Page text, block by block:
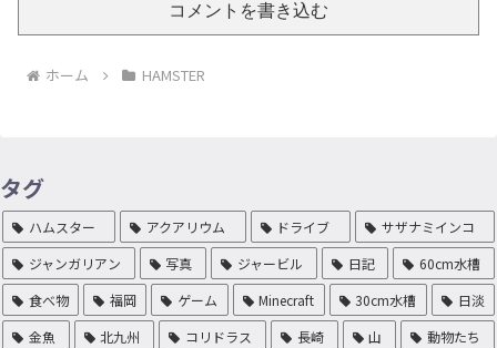
コメントを書き込む
ホーム HAMSTER
タグ
ハムスター アクアリウム ドライブ
サザナミインコ
ジャンガリアン
写真 ジャービル 日記
60cm水槽
食べ物
福岡 ゲーム Minecraft 30cm水槽
日淡
金魚
北九州 コリドラス 長崎 山
動物たち